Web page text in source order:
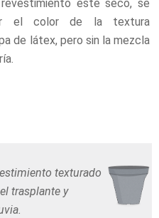
esté seco, se
el color de la textura
de látex, pero sin la mezcla
texturado
trasplante y